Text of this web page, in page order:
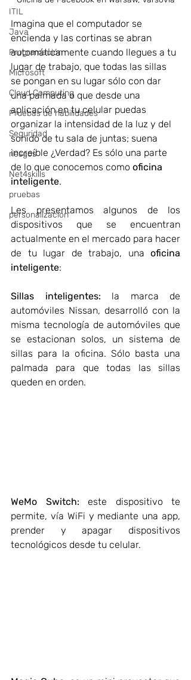
ITIL
Java
Programación
Microsoft
Cloud Computing
Pruebas de habilidades
Seguridad
riesgos
Net4skills
pruebas
personalizacion
Imagina que el computador se
encienda y las cortinas se abran
automáticamente cuando llegues a tu
lugar de trabajo, que todas las sillas
se pongan en su lugar sólo con dar
una palmada o que desde una
aplicación en tu celular puedas
organizar la intensidad de la luz y del
sonido de tu sala de juntas; suena
increíble ¿Verdad? Es sólo una parte
de lo que conocemos como oficina
inteligente.
Les presentamos algunos de los
dispositivos que se encuentran
actualmente en el mercado para hacer
de tu lugar de trabajo, una oficina
inteligente:
Sillas inteligentes: la marca de
automóviles Nissan, desarrolló con la
misma tecnología de automóviles que
se estacionan solos, un sistema de
sillas para la oficina. Sólo basta una
palmada para que todas las sillas
queden en orden.
WeMo Switch: este dispositivo te
permite, vía WiFi y mediante una app,
prender y apagar dispositivos
tecnológicos desde tu celular.